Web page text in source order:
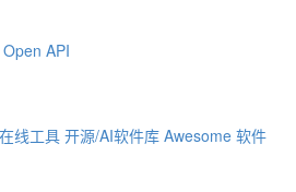
Open API
线工具 开源/AI软件库 Awesome 软件